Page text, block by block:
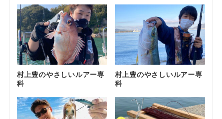
村上豊のやさしいルアー専
科
村上豊のやさしいルアー専
科